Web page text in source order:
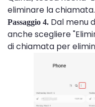
eliminare la chiamata.
Passaggio 4. Dal menu
anche scegliere
di chiamata per